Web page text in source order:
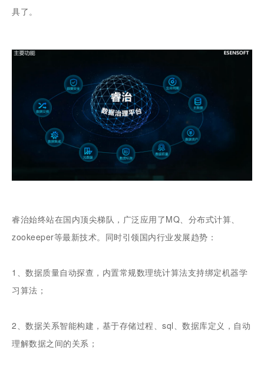
具了。
睿治始终站在国内顶尖梯队，广泛应用了MQ、分布式计算、
zookeeper等最新技术。同时引领国内行业发展趋势：
1、数据质量自动探查，内置常规数理统计算法支持绑定机器学
习算法；
2、数据关系智能构建，基于存储过程、sql、数据库定义，自动
理解数据之间的关系；